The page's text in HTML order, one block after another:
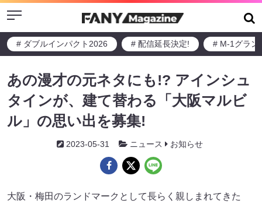
Menu
# ダブルインパクト2026 # 配信延長決定! # M-1グラン
あの漫才の元ネタにも!? アインシュ
タインが、建て替わる「大阪マルビ
ル」の思い出を募集!
2023-05-31 ニュース お知らせ
大阪・梅田のランドマークとして長らく親しまれてきた